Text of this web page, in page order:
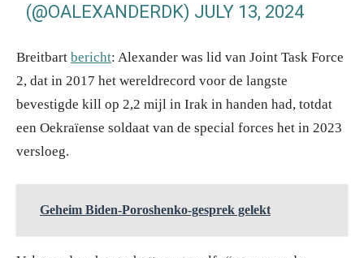
(@OALEXANDERDK) JULY 13, 2024
Breitbart bericht: Alexander was lid van Joint Task Force
2, dat in 2017 het wereldrecord voor de langste
bevestigde kill op 2,2 mijl in Irak in handen had, totdat
een Oekraïense soldaat van de special forces het in 2023
versloeg.
Geheim Biden-Poroshenko-gesprek gelekt